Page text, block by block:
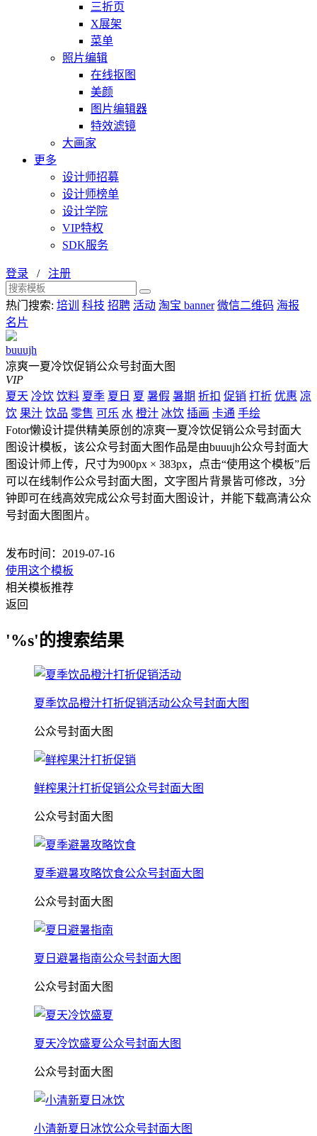
三折页
X展架
菜单
照片编辑
在线抠图
美颜
图片编辑器
特效滤镜
大画家
更多
设计师招募
设计师榜单
设计学院
VIP特权
SDK服务
登录 / 注册
热门搜索: 培训 科技 招聘 活动 淘宝 banner 微信二维码 海报
名片
buuujh
凉爽一夏冷饮促销公众号封面大图
VIP
夏天 冷饮 饮料 夏季 夏日 夏 暑假 暑期 折扣 促销 打折 优惠 凉
饮 果汁 饮品 零售 可乐 水 橙汁 冰饮 插画 卡通 手绘
Fotor懒设计提供精美原创的凉爽一夏冷饮促销公众号封面大
图设计模板，该公众号封面大图作品是由buuujh公众号封面大
图设计师上传，尺寸为900px × 383px，点击“使用这个模板”后
可以在线制作公众号封面大图，文字图片背景皆可修改，3分
钟即可在线高效完成公众号封面大图设计，并能下载高清公众
号封面大图图片。
发布时间：2019-07-16
使用这个模板
相关模板推荐
返回
'%s'的搜索结果
夏季饮品橙汁打折促销活动公众号封面大图
公众号封面大图
鲜榨果汁打折促销公众号封面大图
公众号封面大图
夏季避暑攻略饮食公众号封面大图
公众号封面大图
夏日避暑指南公众号封面大图
公众号封面大图
夏天冷饮盛夏公众号封面大图
公众号封面大图
小清新夏日冰饮公众号封面大图